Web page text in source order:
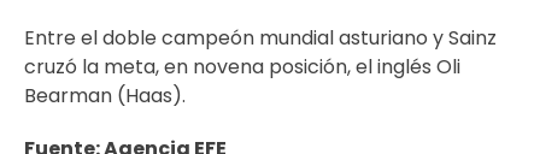
Entre el doble campeón mundial asturiano y Sainz
cruzó la meta, en novena posición, el inglés Oli
Bearman (Haas).